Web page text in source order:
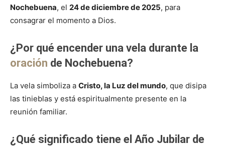
Nochebuena, el 24 de diciembre de 2025, para
consagrar el momento a Dios.
¿Por qué encender una vela durante la
oración de Nochebuena?
La vela simboliza a Cristo, la Luz del mundo, que disipa
las tinieblas y está espiritualmente presente en la
reunión familiar.
¿Qué significado tiene el Año Jubilar de